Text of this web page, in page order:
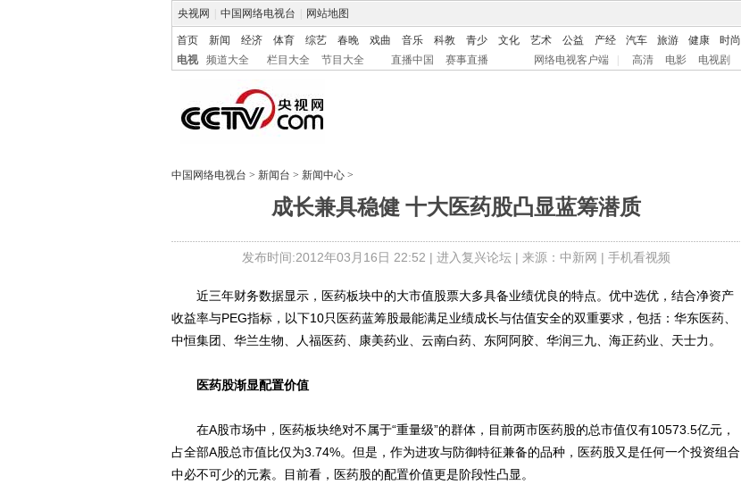
央视网 中国网络电视台 网站地图
首页 新闻 经济 体育 综艺 春晚 戏曲 音乐 科教 青少 文化 艺术 公益 产经 汽车 旅游 健康 时尚
电视
频道大全 栏目大全 节目大全 直播中国 赛事直播 网络电视客户端 高清 电影 电视剧
中国网络电视台 > 新闻台 > 新闻中心 >
成长兼具稳健 十大医药股凸显蓝筹潜质
发布时间:2012年03月16日 22:52 | 进入复兴论坛| 来源：中新网 | 手机看视频
近三年财务数据显示，医药板块中的大市值股票大多具备业绩优良的特点。优中选优，结合净资产
收益率与PEG指标，以下10只医药蓝筹股最能满足业绩成长与估值安全的双重要求，包括：华东医药、
中恒集团、华兰生物、人福医药、康美药业、云南白药、东阿阿胶、华润三九、海正药业、天士力。
医药股渐显配置价值
在A股市场中，医药板块绝对不属于“重量级”的群体，目前两市医药股的总市值仅有10573.5亿元，
占全部A股总市值比仅为3.74%。但是，作为进攻与防御特征兼备的品种，医药股又是任何一个投资组合
中必不可少的元素。目前看，医药股的配置价值更是阶段性凸显。